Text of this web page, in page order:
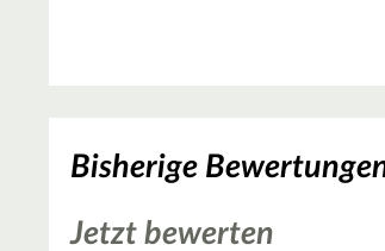
Bisherige
Jetzt bewerten